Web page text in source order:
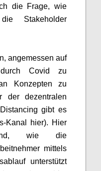
die Frage, wie
Stakeholder
angemessen auf
Covid
zu
Konzepten zu
der dezentralen
Distancing gibt es
Kanal hier). Hier
wie die
mittels
unterstützt